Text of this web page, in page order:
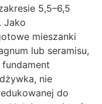
5,5–6,5
Jako
mieszanki
lub seramisu,
nie
do